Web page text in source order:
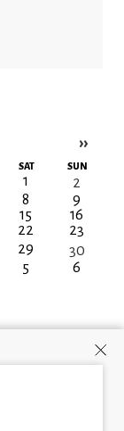
››
SAT SUN
1
2
8
9
15
16
22
23
29
30
5 6